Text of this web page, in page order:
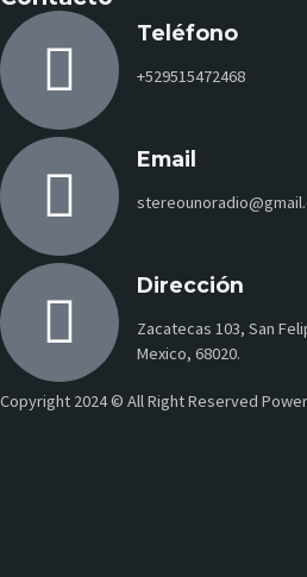
Teléfono
+529515472468
Email
Dirección
Zacatecas 103, San
Mexico, 68020.
Copyright 2024 © All Right Reserved